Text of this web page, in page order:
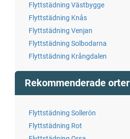
Flyttstädning Västbygge
Flyttstädning Knås
Flyttstädning Venjan
Flyttstädning Solbodarna
Flyttstädning Krångdalen
Rekommenderade orter
Flyttstädning Sollerön
Flyttstädning Rot